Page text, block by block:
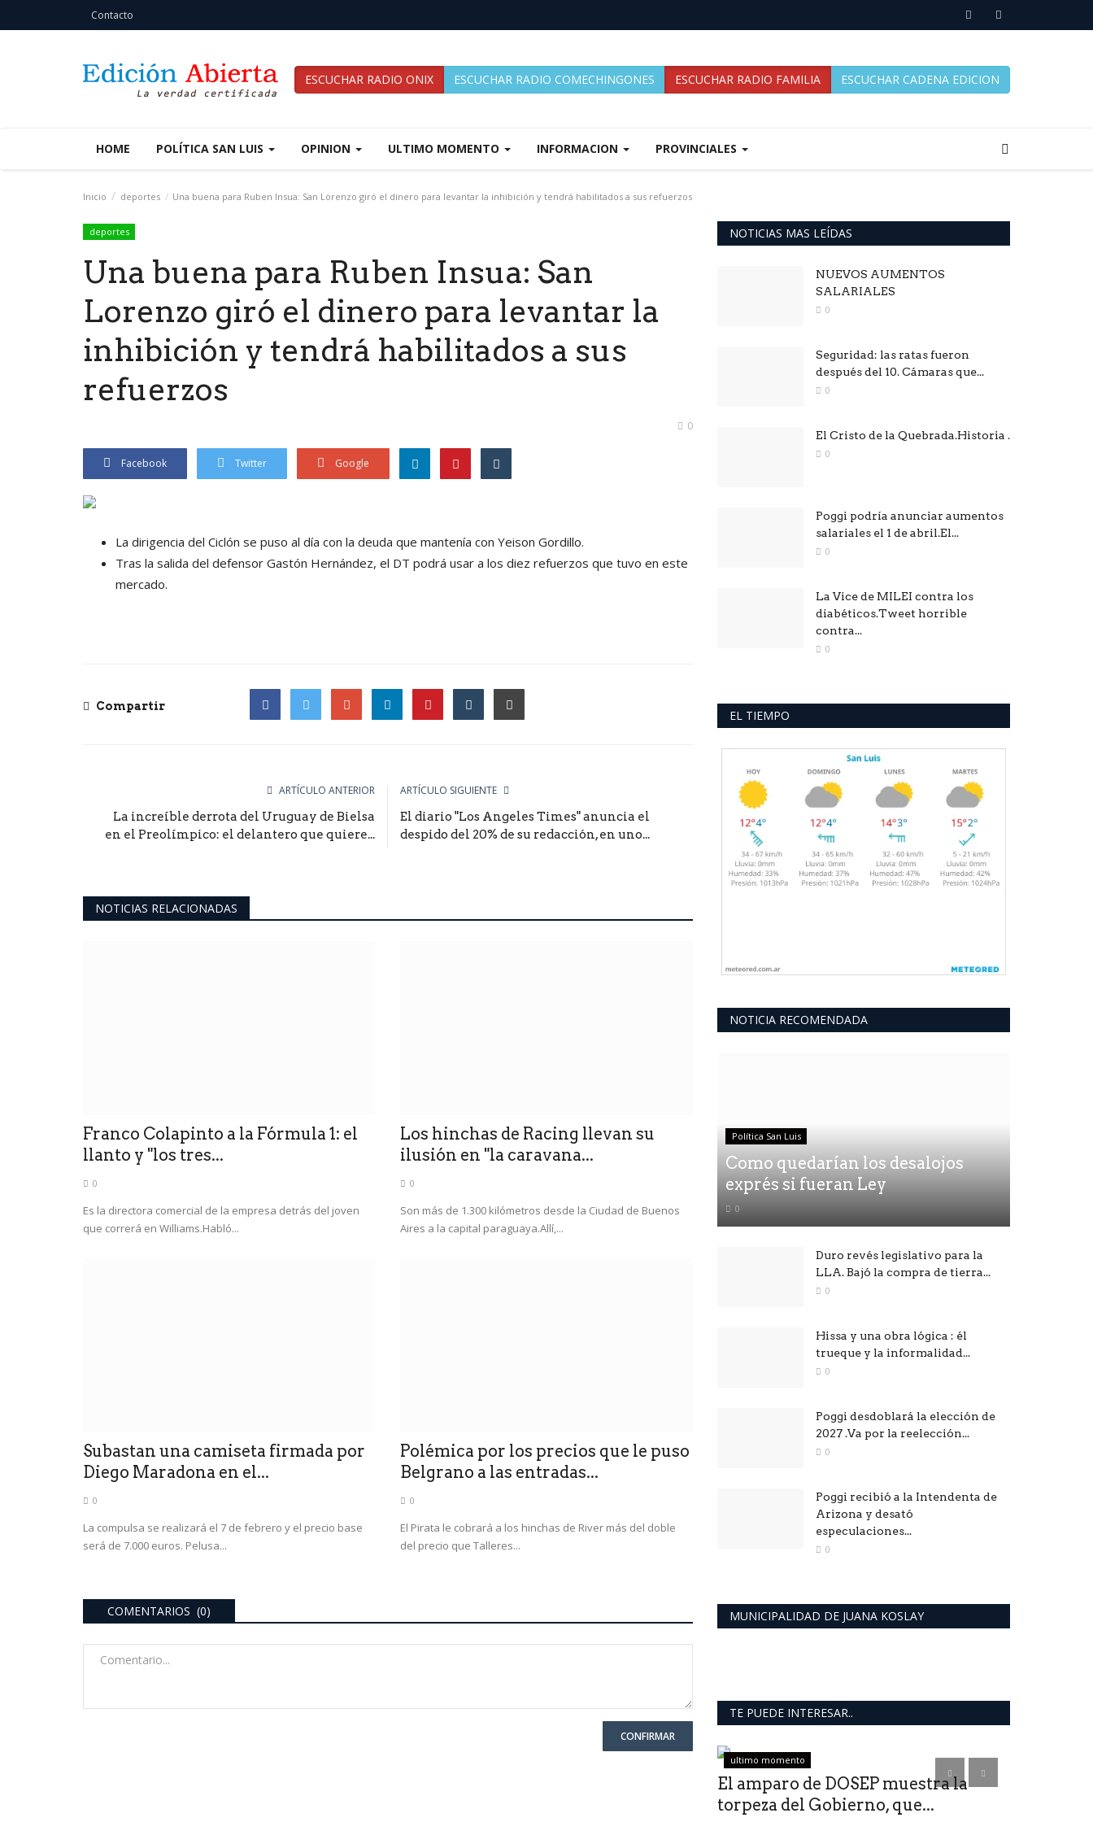
Contacto
ESCUCHAR RADIO ONIX ESCUCHAR RADIO COMECHINGONES ESCUCHAR RADIO FAMILIA ESCUCHAR CADENA EDICION
HOME POLÍTICA SAN LUIS OPINION ULTIMO MOMENTO INFORMACION PROVINCIALES
Inicio deportes Una buena para Ruben Insua: San Lorenzo giró el dinero para levantar la inhibición y tendrá habilitados a sus refuerzos
deportes
Una buena para Ruben Insua: San
Lorenzo giró el dinero para levantar la
inhibición y tendrá habilitados a sus
refuerzos
0
Facebook Twitter Google
La dirigencia del Ciclón se puso al día con la deuda que mantenía con Yeison Gordillo.
Tras la salida del defensor Gastón Hernández, el DT podrá usar a los diez refuerzos que tuvo en este
mercado.
Compartir
ARTÍCULO ANTERIOR
La increíble derrota del Uruguay de Bielsa
en el Preolímpico: el delantero que quiere...
ARTÍCULO SIGUIENTE
El diario "Los Angeles Times" anuncia el
despido del 20% de su redacción, en uno...
NOTICIAS RELACIONADAS
Franco Colapinto a la Fórmula 1: el
llanto y "los tres...
0
Es la directora comercial de la empresa detrás del joven
que correrá en Williams.Habló...
Los hinchas de Racing llevan su
ilusión en "la caravana...
0
Son más de 1.300 kilómetros desde la Ciudad de Buenos
Aires a la capital paraguaya.Allí,...
Subastan una camiseta firmada por
Diego Maradona en el...
0
La compulsa se realizará el 7 de febrero y el precio base
será de 7.000 euros. Pelusa...
Polémica por los precios que le puso
Belgrano a las entradas...
0
El Pirata le cobrará a los hinchas de River más del doble
del precio que Talleres...
COMENTARIOS (0)
CONFIRMAR
NOTICIAS MAS LEÍDAS
NUEVOS AUMENTOS
SALARIALES
0
Seguridad: las ratas fueron
después del 10. Cámaras que...
0
El Cristo de la Quebrada.Historia .
0
Poggi podría anunciar aumentos
salariales el 1 de abril.El...
0
La Vice de MILEI contra los
diabéticos.Tweet horrible
contra...
0
EL TIEMPO
NOTICIA RECOMENDADA
Política San Luis
Como quedarían los desalojos
exprés si fueran Ley
0
Duro revés legislativo para la
LLA. Bajó la compra de tierra...
0
Hissa y una obra lógica : él
trueque y la informalidad...
0
Poggi desdoblará la elección de
2027 .Va por la reelección...
0
Poggi recibió a la Intendenta de
Arizona y desató
especulaciones...
0
MUNICIPALIDAD DE JUANA KOSLAY
TE PUEDE INTERESAR..
ultimo momento
El amparo de DOSEP muestra la
torpeza del Gobierno, que...